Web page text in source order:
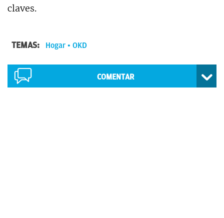
claves.
TEMAS: Hogar OKD
COMENTAR